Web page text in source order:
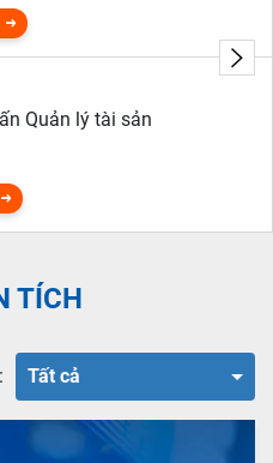
Quản lý tài sản
TÍCH
Tất cả